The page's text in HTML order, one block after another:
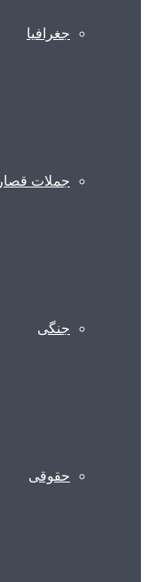
جغرافیا
جملات قصار
جنگی
حقوقی